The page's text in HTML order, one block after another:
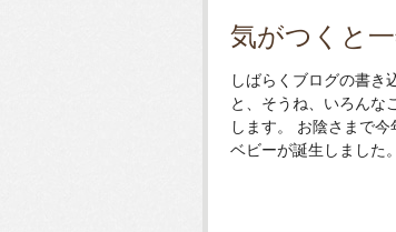
気がつくと
しばらくブログの書き
と、そうね、いろんな
します。 お陰さまで
ベビーが誕生しました